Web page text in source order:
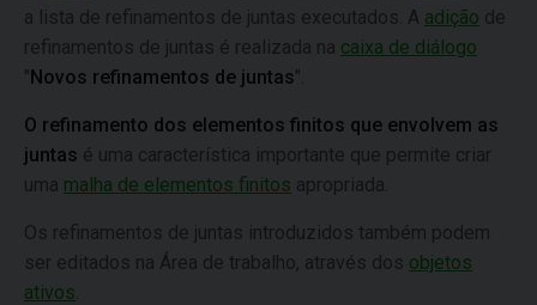
a lista de refinamentos de juntas executados. A adição de
refinamentos de juntas é realizada na caixa de diálogo
"Novos refinamentos de juntas".
O refinamento dos elementos finitos que envolvem as
juntas é uma característica importante que permite criar
uma malha de elementos finitos apropriada.
Os refinamentos de juntas introduzidos também podem
ser editados na Área de trabalho, através dos objetos
ativos